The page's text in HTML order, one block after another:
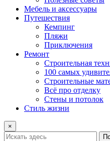
Мебель и аксессуары
Путешествия
Кемпинг
Пляжи
Приключения
Ремонт
Строительная
100 самых
Строительные
Всё про отделку
Стены и потолок
Стиль жизни
×